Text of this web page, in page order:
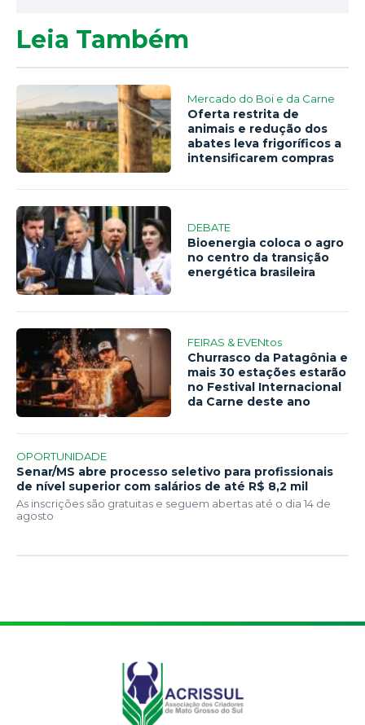
Leia Também
Mercado do Boi e da Carne
Oferta restrita de
animais e redução dos
abates leva frigoríficos a
intensificarem compras
DEBATE
Bioenergia coloca o agro
no centro da transição
energética brasileira
FEIRAS & EVENtos
Churrasco da Patagônia e
mais 30 estações estarão
no Festival Internacional
da Carne deste ano
OPORTUNIDADE
Senar/MS abre processo seletivo para profissionais
de nível superior com salários de até R$ 8,2 mil
As inscrições são gratuitas e seguem abertas até o dia 14 de
agosto